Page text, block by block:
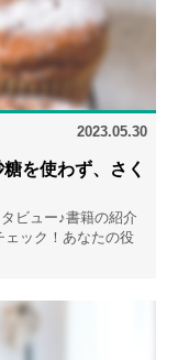
2023.05.30
を使わず、さく
ビュー♪書籍の紹介
ェック！あなたの役